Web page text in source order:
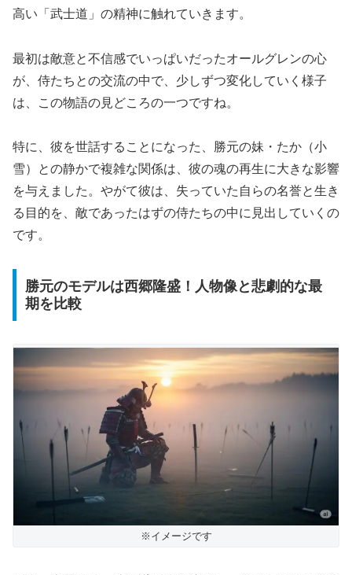
高い「武士道」の精神に触れていきます。
最初は敵意と不信感でいっぱいだったオールグレンの心
が、侍たちとの交流の中で、少しずつ変化していく様子
は、この物語の見どころの一つですね。
特に、彼を世話することになった、勝元の妹・たか（小
雪）との静かで複雑な関係は、彼の魂の再生に大きな影響
を与えました。やがて彼は、失っていた自らの名誉と生き
る目的を、敵であったはずの侍たちの中に見出していくの
です。
勝元のモデルは西郷隆盛！人物像と悲劇的な最
期を比較
※イメージです